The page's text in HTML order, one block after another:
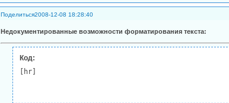
Поделиться2008-12-08 18:28:40
Недокументированные возможности форматирования текста:
Код:
[hr]